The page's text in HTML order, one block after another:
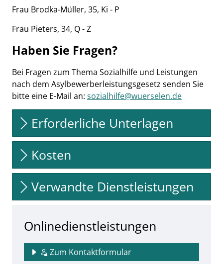
Frau Brodka-Müller, 35, Ki - P
Frau Pieters, 34, Q - Z
Haben Sie Fragen?
Bei Fragen zum Thema Sozialhilfe und Leistungen
nach dem Asylbewerberleistungsgesetz senden Sie
bitte eine E-Mail an: sozialhilfe@wuerselen.de
Erforderliche Unterlagen
Kosten
Verwandte Dienstleistungen
Onlinedienstleistungen
Zum Kontaktformular